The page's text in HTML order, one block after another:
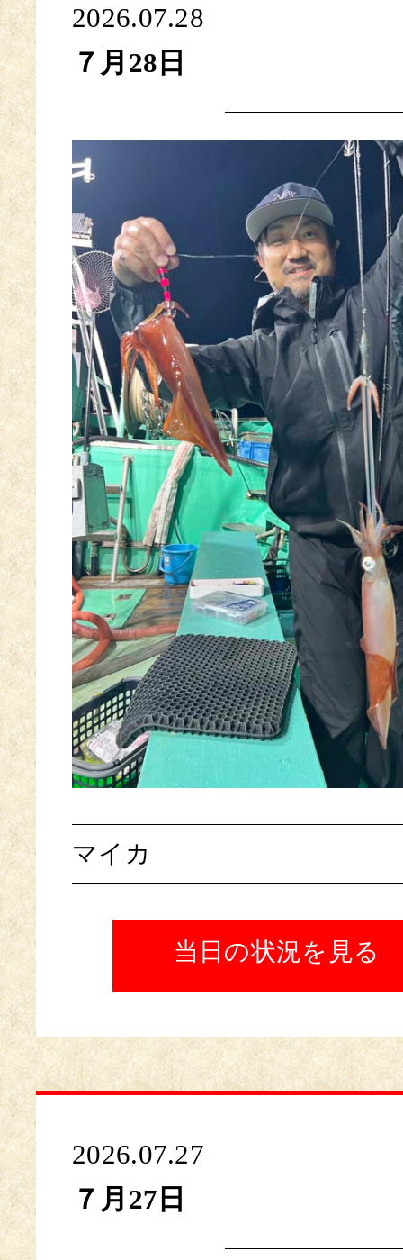
2026.07.28
７月28日
マイカ
当日の状況を見る
2026.07.27
７月27日